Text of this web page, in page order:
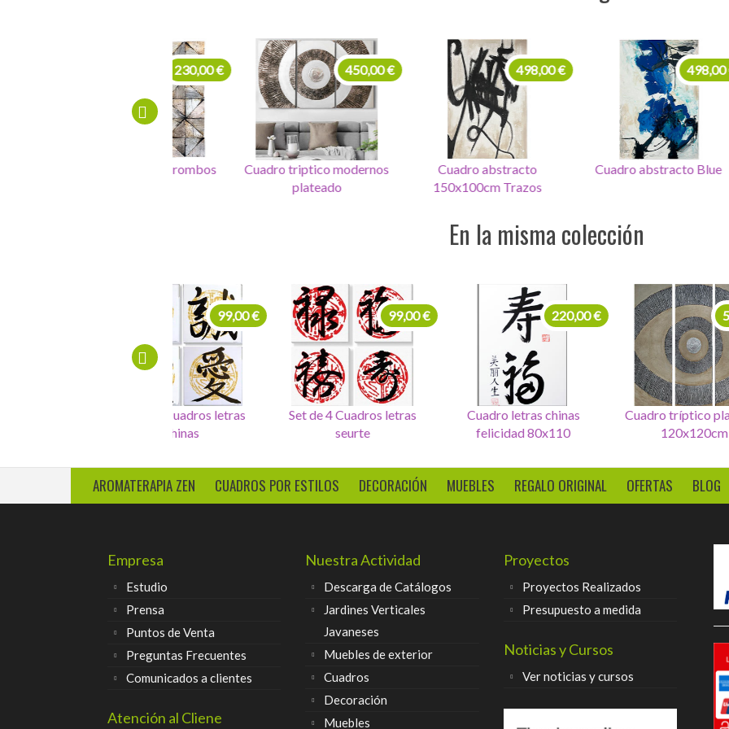
Cuadro triptico modernos
450,00 €
Cuadro abstracto
150x100cm Trazos
498,00 €
Cuadro abstracto Blue
498,00 €
En la misma colección
Set de 4 Cuadros letras
99,00 €
Set de 4 Cuadros letras
Cuadro letras chinas
felicidad 80x110
220,00 €
AROMATERAPIA ZEN CUADROS POR ESTILOS DECORACIÓN MUEBLES REGALO ORIGINAL OFERTAS BLOG
Empresa
Estudio
Prensa
Puntos de Venta
Preguntas Frecuentes
Comunicados a clientes
Atención al Cliene
Nuestra Actividad
Descarga de Catálogos
Jardines Verticales
Javaneses
Muebles de exterior
Cuadros
Decoración
Muebles
Proyectos
Proyectos Realizados
Presupuesto a medida
Noticias y Cursos
Ver noticias y cursos